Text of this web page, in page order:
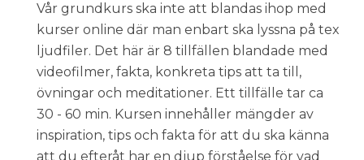
Vår grundkurs ska inte att blandas ihop med
kurser online där man enbart ska lyssna på tex
ljudfiler. Det här är 8 tillfällen blandade med
videofilmer, fakta, konkreta tips att ta till,
övningar och meditationer. Ett tillfälle tar ca
30 - 60 min. Kursen innehåller mängder av
inspiration, tips och fakta för att du ska känna
att du efteråt har en djup förståelse för vad